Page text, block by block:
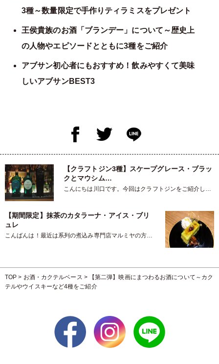
3種～数量限定で手作りティラミスをプレゼント
王侯貴族のお酒「ブランデー」について～歴史上
の人物やエピソードとともに3種をご紹介
アブサン初心者にもおすすめ！飲みやすくて美味
しいアブサンBEST3
【クラフトジン3種】スケープグレース・ブラッ
クとマウシム…
こんにちは川口です。今回はクラフトジンをご紹介しよ
【期間限定】抹茶のカタラーナ・アイス・ブリ
ュレ
こんばんは！最近は系列の煮込み専門店マルミヤの方に
TOP > お酒・カクテルベース >
【第二弾】映画にまつわるお酒について～カク
テルやウイスキーなど4種をご紹介